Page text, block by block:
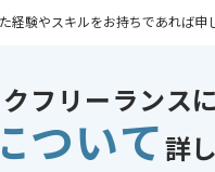
経験やスキルをお持ちであれば申
GitHub
有
フリーランスに
ついて 詳